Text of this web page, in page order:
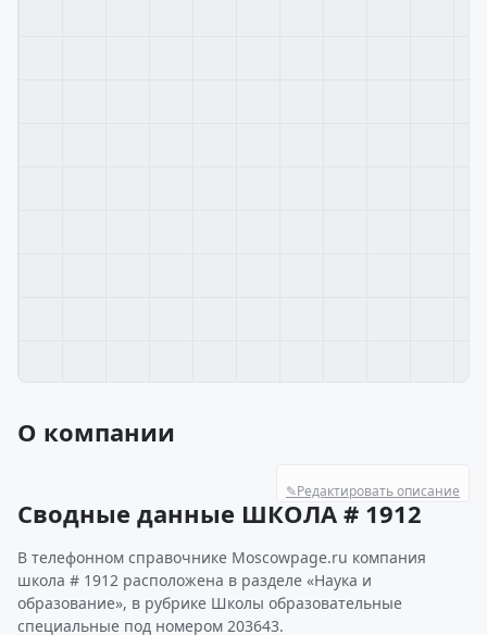
О компании
✎Редактировать описание
Сводные данные ШКОЛА # 1912
В телефонном справочнике Moscowpage.ru компания
школа # 1912 расположена в разделе «Наука и
образование», в рубрике Школы образовательные
специальные под номером 203643.